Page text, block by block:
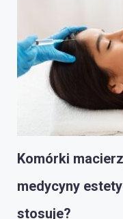
Komórki
medycyny
stosuje?